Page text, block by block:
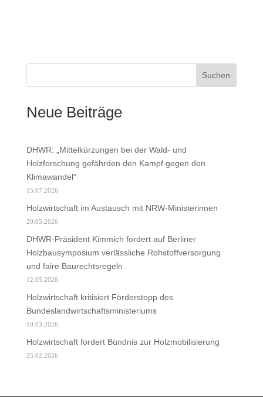
Suchen
Neue Beiträge
DHWR: „Mittelkürzungen bei der Wald- und
Holzforschung gefährden den Kampf gegen den
Klimawandel“
15.07.2026
Holzwirtschaft im Austausch mit NRW-Ministerinnen
20.05.2026
DHWR-Präsident Kimmich fordert auf Berliner
Holzbausymposium verlässliche Rohstoffversorgung
und faire Baurechtsregeln
12.05.2026
Holzwirtschaft kritisiert Förderstopp des
Bundeslandwirtschaftsministeriums
10.03.2026
Holzwirtschaft fordert Bündnis zur Holzmobilisierung
25.02.2026